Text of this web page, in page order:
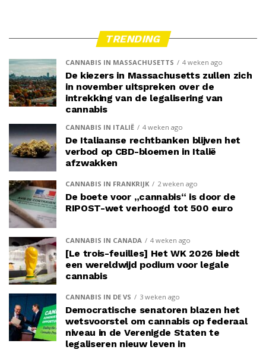
TRENDING
CANNABIS IN MASSACHUSETTS 4 weken ago
De kiezers in Massachusetts zullen zich
in november uitspreken over de
intrekking van de legalisering van
cannabis
CANNABIS IN ITALIË 4 weken ago
De Italiaanse rechtbanken blijven het
verbod op CBD-bloemen in Italië
afzwakken
CANNABIS IN FRANKRIJK 2 weken ago
De boete voor „cannabis“ is door de
RIPOST-wet verhoogd tot 500 euro
CANNABIS IN CANADA 4 weken ago
[Le trois-feuilles] Het WK 2026 biedt
een wereldwijd podium voor legale
cannabis
CANNABIS IN DE VS 3 weken ago
Democratische senatoren blazen het
wetsvoorstel om cannabis op federaal
niveau in de Verenigde Staten te
legaliseren nieuw leven in